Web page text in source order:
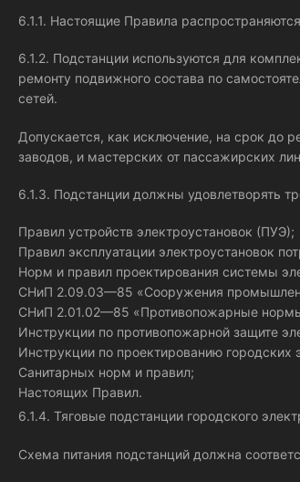
6.1.1. Настоящие Правила
6.1.2. Подстанции используются для
ремонту подвижного состава по
сетей.
Допускается, как исключение, на срок до
заводов, и мастерских от пассажирских
6.1.3. Подстанции должны удовлетворять
Правил устройств электроустановок (ПУЭ);
Правил эксплуатации электроустановок
Норм и правил проектирования системы
СНиП 2.09.03—85 «Сооружения
СНиП 2.01.02—85 «Противопожарные
Инструкции по противопожарной защите
Инструкции по проектированию городских
Санитарных норм и правил;
Настоящих Правил.
6.1.4. Тяговые подстанции городского
Схема питания подстанций должна